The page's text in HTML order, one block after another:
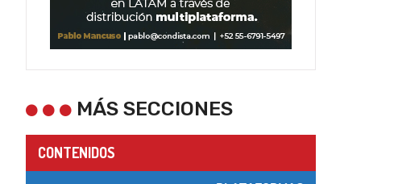
MÁS SECCIONES
CONTENIDOS